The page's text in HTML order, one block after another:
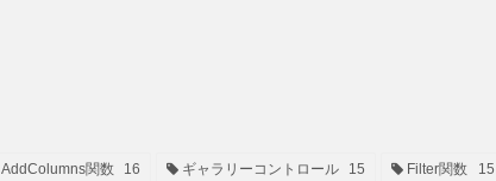
AddColumns関数 16 ギャラリーコントロール 15 Filter関数 15